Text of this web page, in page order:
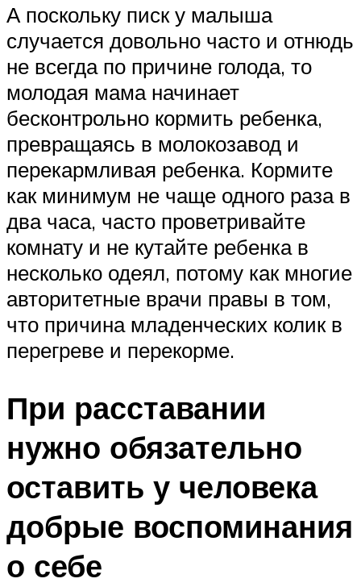
А поскольку писк у малыша
случается довольно часто и отнюдь
не всегда по причине голода, то
молодая мама начинает
бесконтрольно кормить ребенка,
превращаясь в молокозавод и
перекармливая ребенка. Кормите
как минимум не чаще одного раза в
два часа, часто проветривайте
комнату и не кутайте ребенка в
несколько одеял, потому как многие
авторитетные врачи правы в том,
что причина младенческих колик в
перегреве и перекорме.
При расставании
нужно обязательно
оставить у человека
добрые воспоминания
о себе